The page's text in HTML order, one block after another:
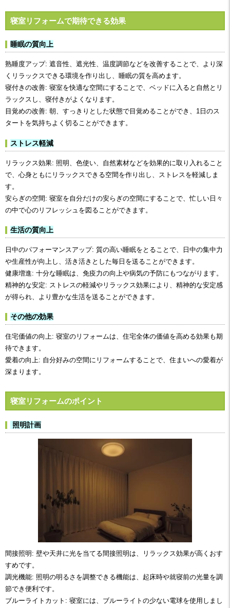
寝室リフォームで期待できる効果
睡眠の質向上
熟睡度アップ: 遮音性、遮光性、温度調節などを改善することで、より深
くリラックスできる環境を作り出し、睡眠の質を高めます。
寝付きの改善: 寝室を快適な空間にすることで、ベッドに入ると自然とリ
ラックスし、寝付きがよくなります。
目覚めの改善: 朝、すっきりとした状態で目覚めることができ、1日のス
タートを気持ちよく切ることができます。
ストレス軽減
リラックス効果: 照明、色使い、自然素材などを効果的に取り入れること
で、心身ともにリラックスできる空間を作り出し、ストレスを軽減しま
す。
安らぎの空間: 寝室を自分だけの安らぎの空間にすることで、忙しい日々
の中で心のリフレッシュを図ることができます。
生活の質向上
日中のパフォーマンスアップ: 質の高い睡眠をとることで、日中の集中力
や生産性が向上し、活き活きとした毎日を送ることができます。
健康増進: 十分な睡眠は、免疫力の向上や病気の予防にもつながります。
精神的な安定: ストレスの軽減やリラックス効果により、精神的な安定感
が得られ、より豊かな生活を送ることができます。
その他の効果
住宅価値の向上: 寝室のリフォームは、住宅全体の価値を高める効果も期
待できます。
愛着の向上: 自分好みの空間にリフォームすることで、住まいへの愛着が
深まります。
寝室リフォームのポイント
照明計画
間接照明: 壁や天井に光を当てる間接照明は、リラックス効果が高くおす
すめです。
調光機能: 照明の明るさを調整できる機能は、起床時や就寝前の光量を調
節でき便利です。
ブルーライトカット: 寝室には、ブルーライトの少ない電球を使用しまし